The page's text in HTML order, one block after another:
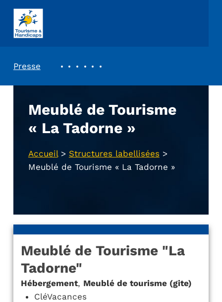
ASSOCIATION TOURISME ET HANDICAPS
Presse
Meublé de Tourisme
« La Tadorne »
Accueil> Structures labellisées >
Meublé de Tourisme « La Tadorne »
Meublé de Tourisme "La
Tadorne"
Hébergement, Meublé de tourisme (gite)
CléVacances